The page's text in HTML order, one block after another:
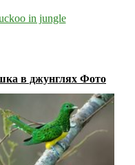
in jungle
в джунглях Фото